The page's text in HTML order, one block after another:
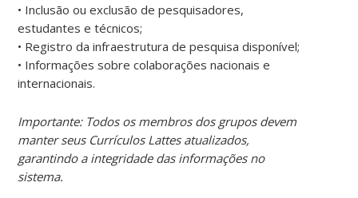
• Inclusão ou exclusão de pesquisadores,
estudantes e técnicos;
• Registro da infraestrutura de pesquisa disponível;
• Informações sobre colaborações nacionais e
internacionais.
Importante: Todos os membros dos grupos devem
manter seus Currículos Lattes atualizados,
garantindo a integridade das informações no
sistema.